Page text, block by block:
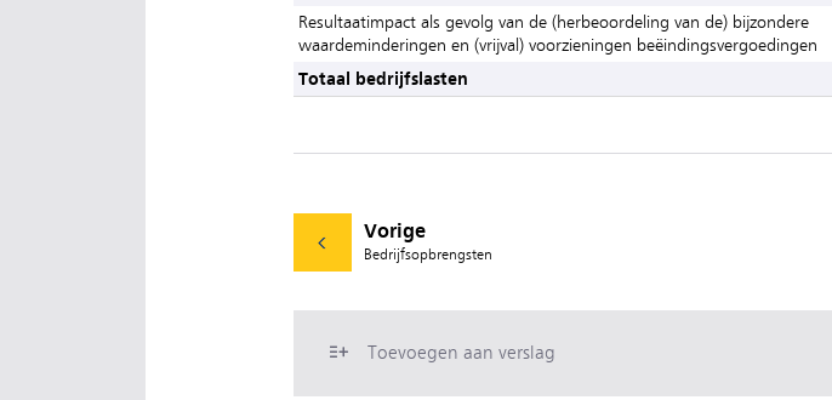
Resultaatimpact als gevolg van de (herbeoordeling van de) bijzondere
waardeminderingen en (vrijval) voorzieningen beëindingsvergoedingen
Totaal bedrijfslasten
Vorige
Bedrijfsopbrengsten
Toevoegen aan verslag